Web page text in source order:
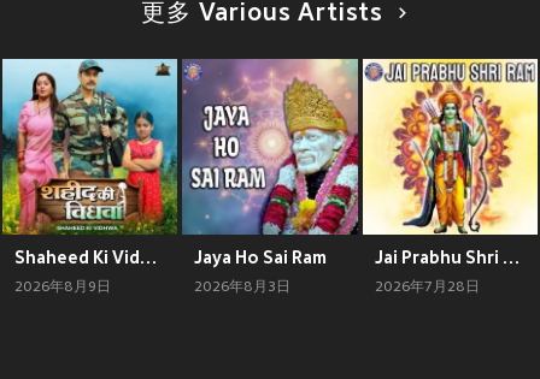
更多 Various Artists
Shaheed Ki Vidhwa (Original Motion Picture Soundtrack)
2026年8月9日
Jaya Ho Sai Ram
2026年8月3日
Jai Prabhu Shri Ram
2026年7月28日